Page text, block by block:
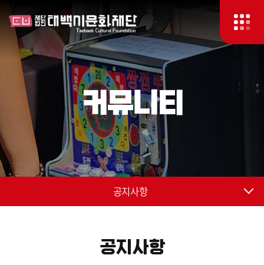
커뮤니티
공지사항
공지사항